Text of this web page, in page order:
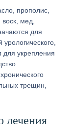
прополис,
мед,
для
для укрепления
трещин,
лечения